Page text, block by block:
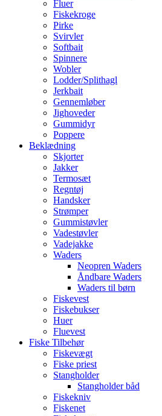
Fluer
Fiskekroge
Pirke
Svirvler
Softbait
Spinnere
Wobler
Lodder/Splithagl
Jerkbait
Gennemløber
Jighoveder
Gummidyr
Poppere
Beklædning
Skjorter
Jakker
Termosæt
Regntøj
Handsker
Strømper
Gummistøvler
Vadestøvler
Vadejakke
Waders
Neopren Waders
Åndbare Waders
Waders til børn
Fiskevest
Fiskebukser
Huer
Fluevest
Fiske Tilbehør
Fiskevægt
Fiske priest
Stangholder
Stangholder båd
Fiskekniv
Fiskenet